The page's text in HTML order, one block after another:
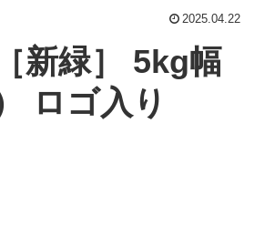
2025.04.22
新緑］ 5kg幅
ロゴ入り